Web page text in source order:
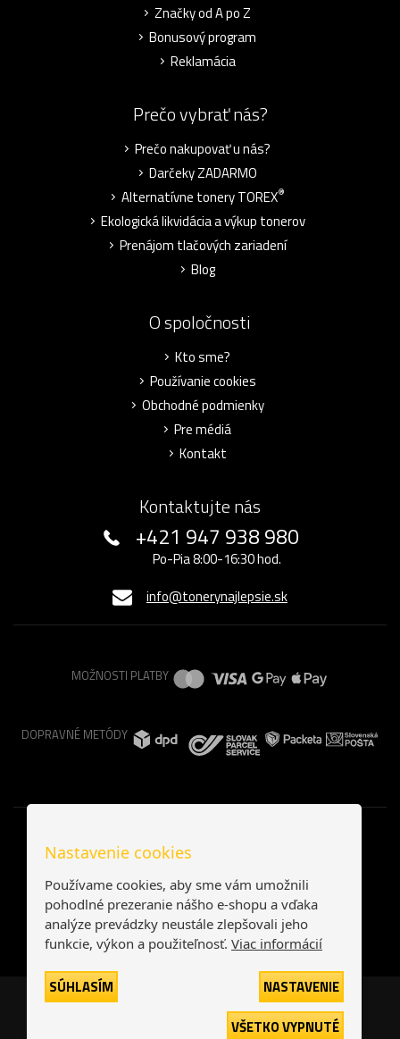
Značky od A po Z
Bonusový program
Reklamácia
Prečo vybrať nás?
Prečo nakupovať u nás?
Darčeky ZADARMO
Alternatívne tonery TOREX®
Ekologická likvidácia a výkup tonerov
Prenájom tlačových zariadení
Blog
O spoločnosti
Kto sme?
Používanie cookies
Obchodné podmienky
Pre médiá
Kontakt
Kontaktujte nás
+421 947 938 980
Po-Pia 8:00-16:30 hod.
info@tonerynajlepsie.sk
MOŽNOSTI PLATBY
DOPRAVNÉ METÓDY
Slovensko
Nastavenie cookies
Používame cookies, aby sme vám umožnili
pohodlné prezeranie nášho e-shopu a vďaka
analýze prevádzky neustále zlepšovali jeho
funkcie, výkon a použiteľnosť. Viac informácií
SÚHLASÍM
NASTAVENIE
VŠETKO VYPNUTÉ